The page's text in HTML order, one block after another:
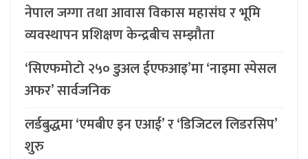
नेपाल जग्गा तथा आवास विकास महासंघ र भूमि
व्यवस्थापन प्रशिक्षण केन्द्रबीच सम्झौता
‘सिएफमोटो २५० डुअल ईएफआइ’मा ‘नाइमा स्पेसल
अफर’ सार्वजनिक
लर्डबुद्धमा ‘एमबीए इन एआई’ र ‘डिजिटल लिडरसिप’
शुरु